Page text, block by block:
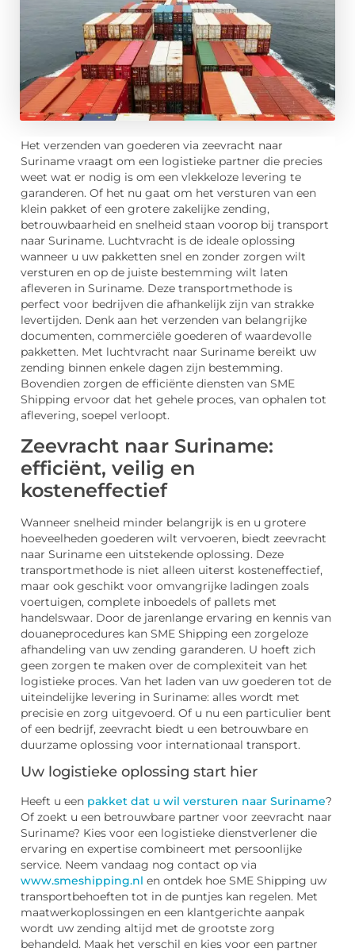
Het verzenden van goederen via zeevracht naar
Suriname vraagt om een logistieke partner die precies
weet wat er nodig is om een vlekkeloze levering te
garanderen. Of het nu gaat om het versturen van een
klein pakket of een grotere zakelijke zending,
betrouwbaarheid en snelheid staan voorop bij transport
naar Suriname. Luchtvracht is de ideale oplossing
wanneer u uw pakketten snel en zonder zorgen wilt
versturen en op de juiste bestemming wilt laten
afleveren in Suriname. Deze transportmethode is
perfect voor bedrijven die afhankelijk zijn van strakke
levertijden. Denk aan het verzenden van belangrijke
documenten, commerciële goederen of waardevolle
pakketten. Met luchtvracht naar Suriname bereikt uw
zending binnen enkele dagen zijn bestemming.
Bovendien zorgen de efficiënte diensten van SME
Shipping ervoor dat het gehele proces, van ophalen tot
aflevering, soepel verloopt.
Zeevracht naar Suriname:
efficiënt, veilig en
kosteneffectief
Wanneer snelheid minder belangrijk is en u grotere
hoeveelheden goederen wilt vervoeren, biedt zeevracht
naar Suriname een uitstekende oplossing. Deze
transportmethode is niet alleen uiterst kosteneffectief,
maar ook geschikt voor omvangrijke ladingen zoals
voertuigen, complete inboedels of pallets met
handelswaar. Door de jarenlange ervaring en kennis van
douaneprocedures kan SME Shipping een zorgeloze
afhandeling van uw zending garanderen. U hoeft zich
geen zorgen te maken over de complexiteit van het
logistieke proces. Van het laden van uw goederen tot de
uiteindelijke levering in Suriname: alles wordt met
precisie en zorg uitgevoerd. Of u nu een particulier bent
of een bedrijf, zeevracht biedt u een betrouwbare en
duurzame oplossing voor internationaal transport.
Uw logistieke oplossing start hier
Heeft u een pakket dat u wil versturen naar Suriname?
Of zoekt u een betrouwbare partner voor zeevracht naar
Suriname? Kies voor een logistieke dienstverlener die
ervaring en expertise combineert met persoonlijke
service. Neem vandaag nog contact op via
www.smeshipping.nl en ontdek hoe SME Shipping uw
transportbehoeften tot in de puntjes kan regelen. Met
maatwerkoplossingen en een klantgerichte aanpak
wordt uw zending altijd met de grootste zorg
behandeld. Maak het verschil en kies voor een partner